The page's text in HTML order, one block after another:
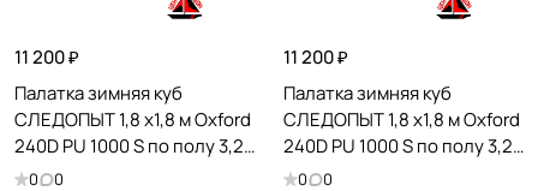
11 200 ₽
Палатка зимняя куб
СЛЕДОПЫТ 1,8 х1,8 м Oxford
240D PU 1000 S по полу 3,2
кв.м цв. синий/белый
0 0
11 200 ₽
Палатка зимняя куб
СЛЕДОПЫТ 1,8 х1,8 м Oxford
240D PU 1000 S по полу 3,2
кв.м цв. оранжевый/белый
0 0